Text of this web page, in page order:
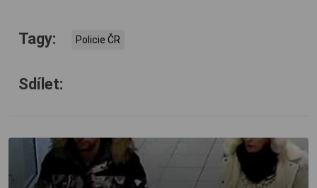
Tagy: Policie ČR
Sdílet: